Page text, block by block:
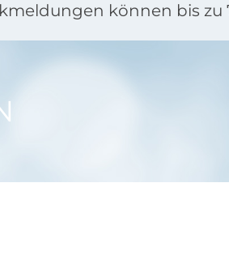
können bis zu